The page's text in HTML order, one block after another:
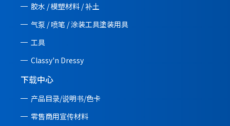
胶水 / 模塑材料 / 补土
气泵 / 喷笔 / 涂装工具塗装用具
工具
Classy'n Dressy
下载中心
产品目录/说明书/色卡
零售商用宣传材料